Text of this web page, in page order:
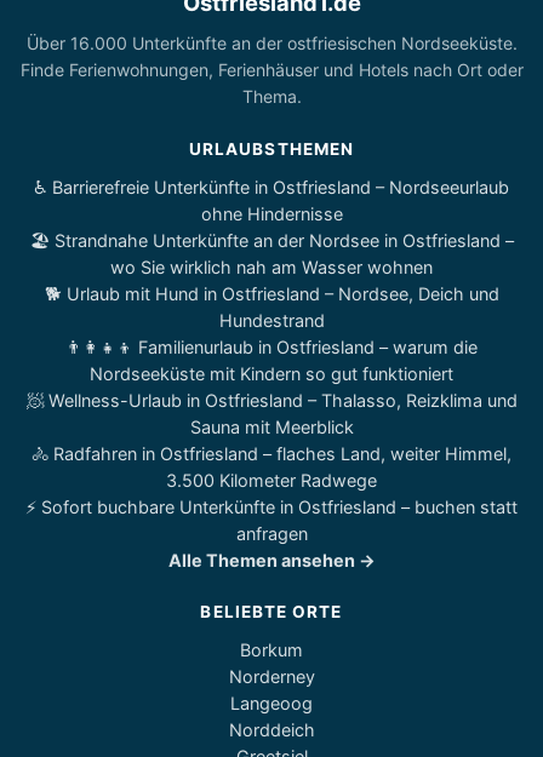
Über 16.000 Unterkünfte an der ostfriesischen Nordseeküste.
Finde Ferienwohnungen, Ferienhäuser und Hotels nach Ort oder
Thema.
URLAUBSTHEMEN
♿ Barrierefreie Unterkünfte in Ostfriesland – Nordseeurlaub
ohne Hindernisse
🏖️ Strandnahe Unterkünfte an der Nordsee in Ostfriesland –
wo Sie wirklich nah am Wasser wohnen
🐕 Urlaub mit Hund in Ostfriesland – Nordsee, Deich und
Hundestrand
👨‍👩‍👧‍👦 Familienurlaub in Ostfriesland – warum die
Nordseeküste mit Kindern so gut funktioniert
🧖 Wellness-Urlaub in Ostfriesland – Thalasso, Reizklima und
Sauna mit Meerblick
🚴 Radfahren in Ostfriesland – flaches Land, weiter Himmel,
3.500 Kilometer Radwege
⚡ Sofort buchbare Unterkünfte in Ostfriesland – buchen statt
anfragen
Alle Themen ansehen →
BELIEBTE ORTE
Borkum
Norderney
Langeoog
Norddeich